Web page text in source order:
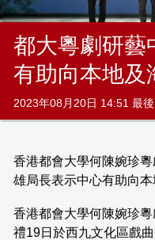
都大粵劇研藝
有助向本地及
2023年08月20日 14:51 最
香港都會大學何陳婉珍
雄局長表示中心有助向本
香港都會大學何陳婉珍
禮19日於西九文化區戲